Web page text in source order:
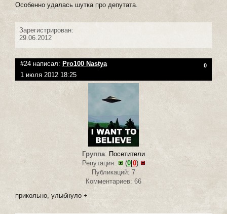
Особенно удалась шутка про депутата.
Зарегистрирован:
29.06.2012
#24 написал: Pro100 Nastya 0
1 июля 2012 18:25
Группа: Посетители
Репутация:
(0| 0)
Публикаций: 7
Комментариев: 66
прикольно, улыбнуло +